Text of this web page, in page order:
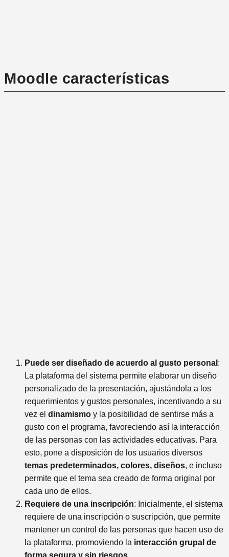
Moodle características
Puede ser diseñado de acuerdo al gusto personal :
La plataforma del sistema permite elaborar un diseño
personalizado de la presentación, ajustándola a los
requerimientos y gustos personales, incentivando a su
vez el dinamismo y la posibilidad de sentirse más a
gusto con el programa, favoreciendo así la interacción
de las personas con las actividades educativas. Para
esto, pone a disposición de los usuarios diversos
temas predeterminados, colores, diseños, e incluso
permite que el tema sea creado de forma original por
cada uno de ellos.
Requiere de una inscripción: Inicialmente, el sistema
requiere de una inscripción o suscripción, que permite
mantener un control de las personas que hacen uso de
la plataforma, promoviendo la interacción grupal de
forma segura y sin riesgos